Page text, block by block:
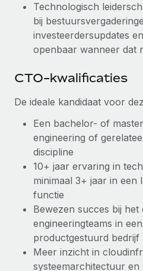
Technologisch
bij
investeerdersupdates
openbaar wanneer dat
CTO-kwalificaties
De ideale kandidaat voor
Een bachelor- of
engineering of
discipline
10+ jaar ervaring in
minimaal 3+ jaar in een
functie
Bewezen succes bij
engineeringteams in
productgestuurd bedrijf
Meer inzicht in
systeemarchitectuur en